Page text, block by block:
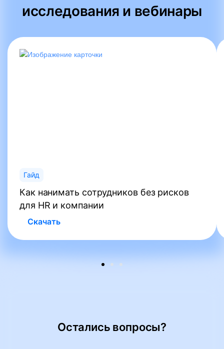
исследования и вебинары
Гайд
Как нанимать сотрудников без рисков
для HR и компании
Скачать
Остались вопросы?